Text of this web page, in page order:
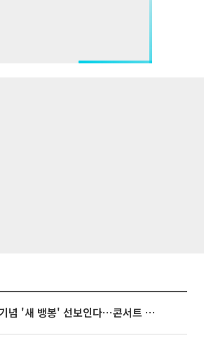
빅뱅, 20주년 기념 '새 뱅봉' 선보인다⋯콘서트 앞두고 팝업 개최